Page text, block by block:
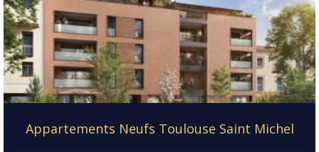
Appartements Neufs Toulouse Saint Michel